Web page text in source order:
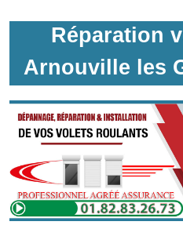
Réparation
Arnouville les